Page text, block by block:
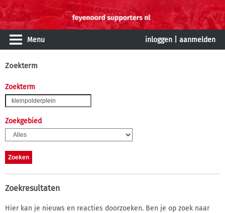
Menu inloggen aanmelden
Zoekterm
Zoekterm
Zoekgebied
Zoekresultaten
Hier kan je nieuws en reacties doorzoeken. Ben je op zoek naar